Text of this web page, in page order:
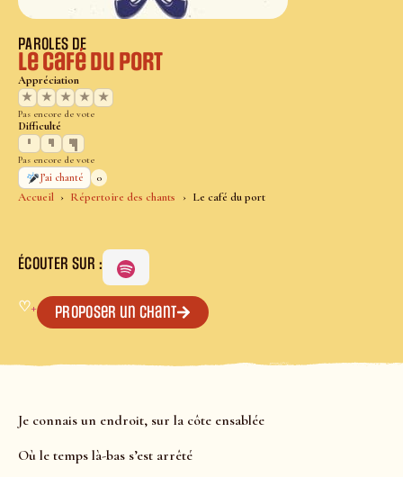
Accueil Répertoire des chants Le café du port
PAROLES DE
Le café du port
Appréciation
★
★ ★ ★ ★
Pas encore de vote
Difficulté
Pas encore de vote
J’ai chanté
0
ÉCOUTER SUR :
♡+ Proposer un chant
Je connais un endroit, sur la côte ensablée
Où le temps là-bas s’est arrêté